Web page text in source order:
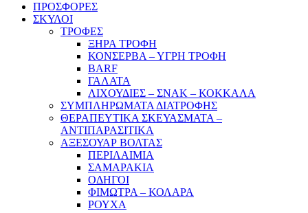
ΠΡΟΣΦΟΡΕΣ
ΣΚΥΛΟΙ
ΤΡΟΦΕΣ
ΞΗΡΑ ΤΡΟΦΗ
ΚΟΝΣΕΡΒΑ – ΥΓΡΗ ΤΡΟΦΗ
BARF
ΓΑΛΑΤΑ
ΛΙΧΟΥΔΙΕΣ – ΣΝΑΚ – ΚΟΚΚΑΛΑ
ΣΥΜΠΛΗΡΩΜΑΤΑ ΔΙΑΤΡΟΦΗΣ
ΘΕΡΑΠΕΥΤΙΚΑ ΣΚΕΥΑΣΜΑΤΑ –
ΑΝΤΙΠΑΡΑΣΙΤΙΚΑ
ΑΞΕΣΟΥΑΡ ΒΟΛΤΑΣ
ΠΕΡΙΛΑΙΜΙΑ
ΣΑΜΑΡΑΚΙΑ
ΟΔΗΓΟΙ
ΦΙΜΩΤΡΑ – ΚΟΛΑΡΑ
ΡΟΥΧΑ